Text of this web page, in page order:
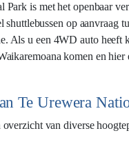
Park is met het openbaar
op aanvraag
Als u een 4WD auto heeft
komen en hier
Te Urewera
van diverse